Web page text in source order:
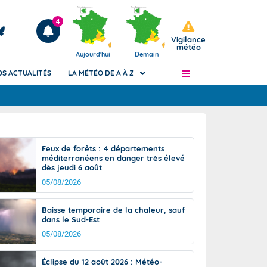
Articles
4
Aujourd'hui Demain
Vigilance
météo
de
Phénomènes dangereux de J+2 à J+7
Avertissement pluies intenses à l'échelle
des communes (Apic)
Bulletins Marine
Bulletins d'estimation du risque
d'avalanche
Météo des forêts
Vigicrues
ACTUALITÉS LA MÉTÉO DE A À Z
Feux de forêts : 4 départements
méditerranéens en danger très élevé
dès jeudi 6 août
05/08/2026
Baisse temporaire de la chaleur, sauf
dans le Sud-Est
05/08/2026
Éclipse du 12 août 2026 : Météo-